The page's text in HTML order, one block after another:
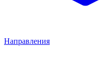
Направления